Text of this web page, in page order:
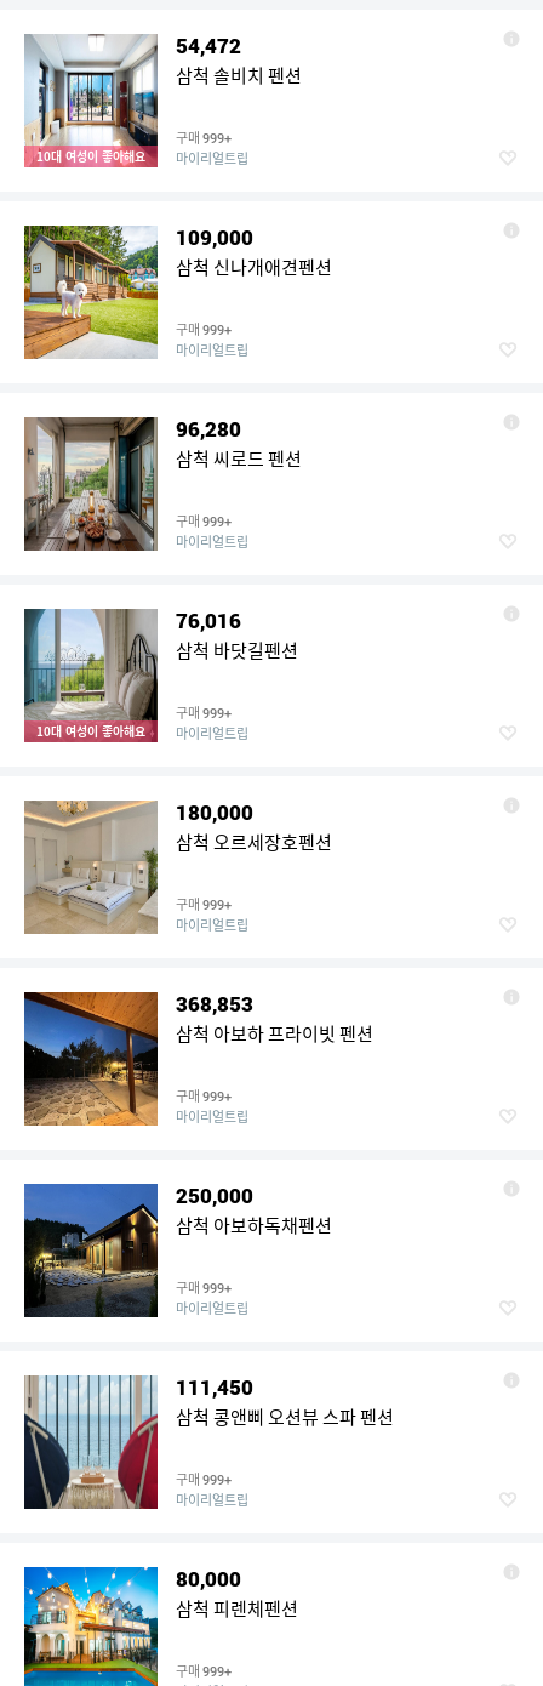
10대 여성이 좋아해요
54,472
삼척 솔비치 펜션
구매 999+
마이리얼트립
109,000
삼척 신나개애견펜션
구매 999+
마이리얼트립
96,280
삼척 씨로드 펜션
구매 999+
마이리얼트립
10대 여성이 좋아해요
76,016
삼척 바닷길펜션
구매 999+
마이리얼트립
180,000
삼척 오르세장호펜션
구매 999+
마이리얼트립
368,853
삼척 아보하 프라이빗 펜션
구매 999+
마이리얼트립
250,000
삼척 아보하독채펜션
구매 999+
마이리얼트립
111,450
삼척 콩앤삐 오션뷰 스파 펜션
구매 999+
마이리얼트립
80,000
삼척 피렌체펜션
구매 999+